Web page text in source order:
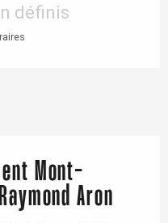
définis
Mont-
Aron